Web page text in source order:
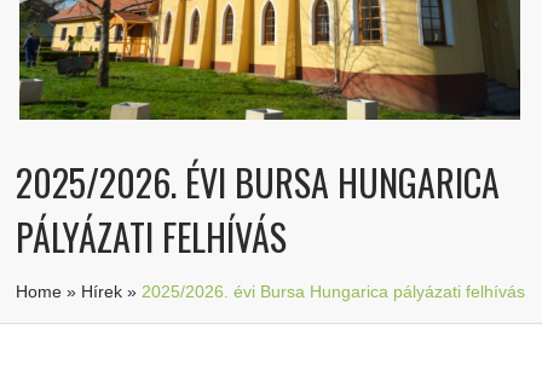
2025/2026. ÉVI BURSA HUNGARICA
PÁLYÁZATI FELHÍVÁS
Home » Hírek » 2025/2026. évi Bursa Hungarica pályázati felhívás